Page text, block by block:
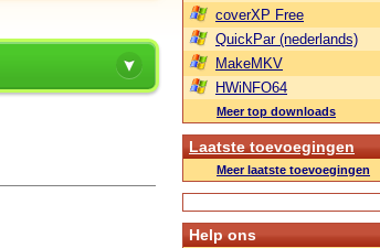
coverXP Free
QuickPar (nederlands)
MakeMKV
HWiNFO64
Meer top downloads
Laatste toevoegingen
Meer laatste toevoegingen
Help ons